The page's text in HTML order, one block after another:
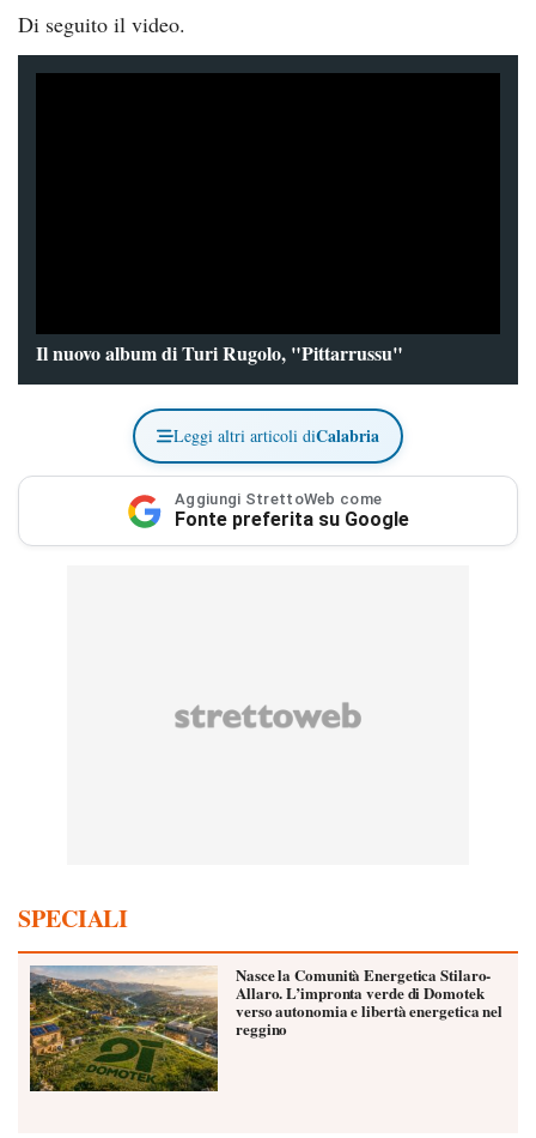
Di seguito il video.
Il nuovo album di Turi Rugolo, "Pittarrussu"
Leggi altri articoli diCalabria
Aggiungi StrettoWeb come
Fonte preferita su Google
SPECIALI
Nasce la Comunità Energetica Stilaro-
Allaro. L’impronta verde di Domotek
verso autonomia e libertà energetica nel
reggino